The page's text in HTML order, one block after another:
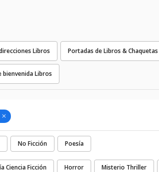
Libros Portadas de Libros & Chaquetas
bienvenida Libros
No Ficción Poesía
Ciencia Ficción Horror Misterio Thriller